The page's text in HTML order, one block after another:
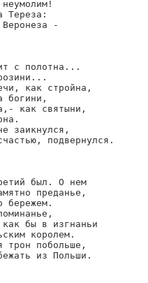
Тереза:
-
с полотна...
как стройна,
богини,
как святыни,
заикнулся,
подвернулся.
был. О нем
преданье,
бережем.
бы в изгнаньи
королем.
трон побольше,
из Польши.